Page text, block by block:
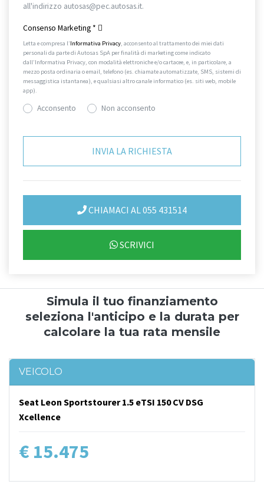
all'indirizzo autosas@pec.autosas.it.
Consenso Marketing *
Letta e compresa l’Informativa Privacy, acconsento al trattamento dei miei dati
personali da parte di Autosas SpA per finalità di marketing come indicato
dall’Informativa Privacy, con modalità elettroniche e/o cartacee, e, in particolare, a
mezzo posta ordinaria o email, telefono (es. chiamate automatizzate, SMS, sistemi di
messaggistica istantanea), e qualsiasi altro canale informatico (es. siti web, mobile
app).
Acconsento Non acconsento
CHIAMACI AL 055 431514
SCRIVICI
Simula il tuo finanziamento
seleziona l'anticipo e la durata per
calcolare la tua rata mensile
VEICOLO
Seat Leon Sportstourer 1.5 eTSI 150 CV DSG
Xcellence
€ 15.475